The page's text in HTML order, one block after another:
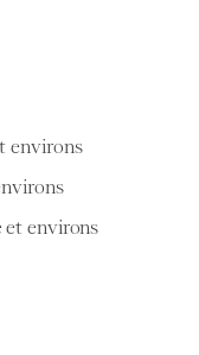
environs
et environs